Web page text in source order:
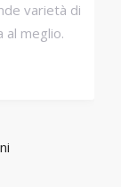
varietà di
meglio.